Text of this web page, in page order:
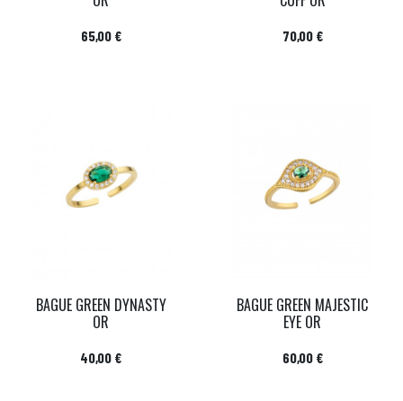
Prix
65,00 € Prix
70,00 €
BAGUE GREEN DYNASTY
OR
Prix
40,00 €
BAGUE GREEN MAJESTIC
EYE OR
Prix
60,00 €